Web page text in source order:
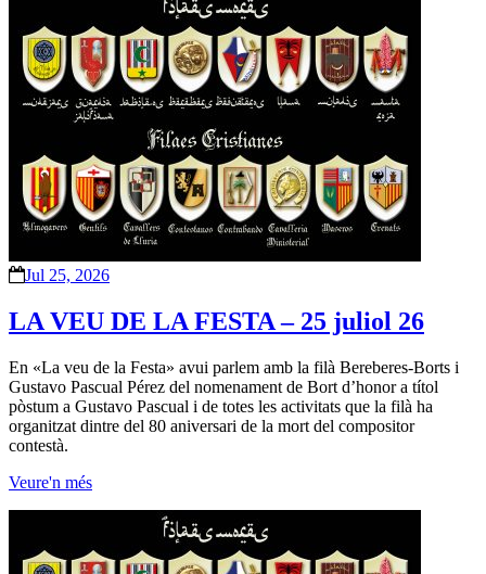
Jul 25, 2026
LA VEU DE LA FESTA – 25 juliol 26
En «La veu de la Festa» avui parlem amb la filà Bereberes-Borts i
Gustavo Pascual Pérez del nomenament de Bort d’honor a títol
pòstum a Gustavo Pascual i de totes les activitats que la filà ha
organitzat dintre del 80 aniversari de la mort del compositor
contestà.
Veure'n més